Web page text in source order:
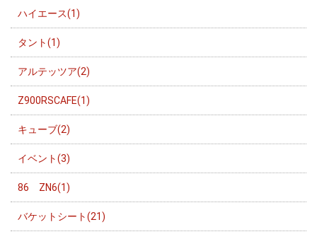
ハイエース(1)
タント(1)
アルテッツア(2)
Z900RSCAFE(1)
キューブ(2)
イベント(3)
86 ZN6(1)
バケットシート(21)